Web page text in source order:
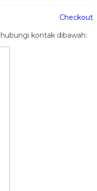
Checkout
kontak dibawah: